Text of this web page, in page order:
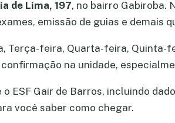
de Lima, 197, no bairro Gabiroba.
emissão de guias e demais
Terça-feira, Quarta-feira, Quinta-
na unidade,
ESF Gair de Barros, incluindo
você saber como chegar.